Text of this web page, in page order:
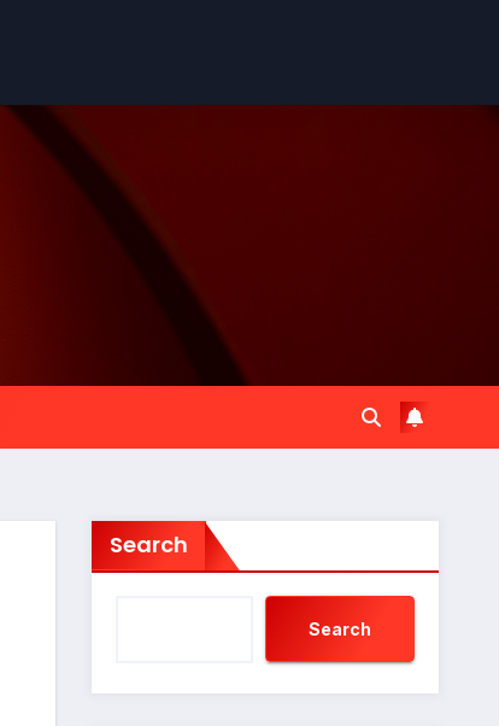
Search
Search